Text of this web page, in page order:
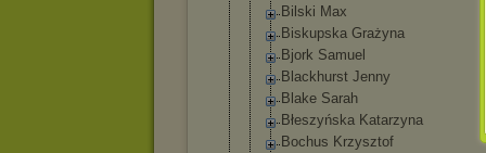
Bilski Max
Biskupska Grażyna
Bjork Samuel
Blackhurst Jenny
Blake Sarah
Błeszyńska Katarzyna
Bochus Krzysztof